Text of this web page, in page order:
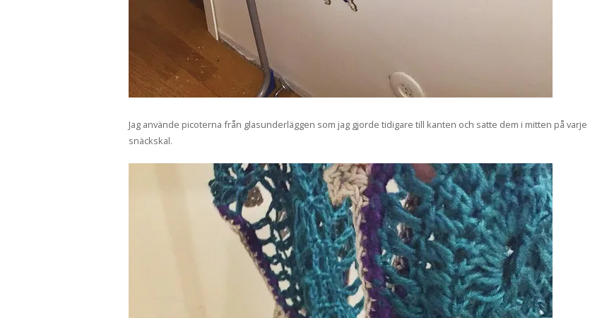
Jag använde picoterna från glasunderläggen som jag gjorde tidigare till kanten och satte dem i mitten på varje
snäckskal.